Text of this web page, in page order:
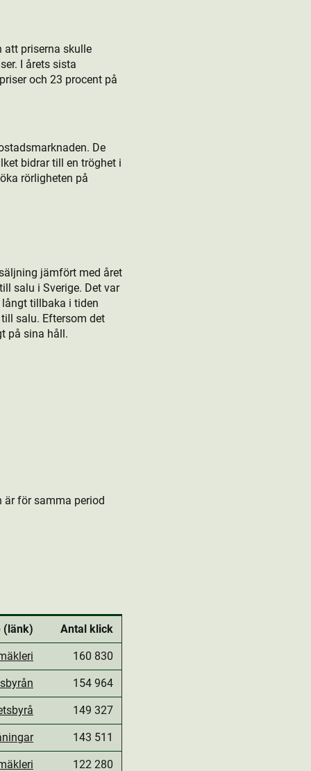
att priserna skulle
I årets sista
och 23 procent på
De
bidrar till en tröghet i
rörligheten på
jämfört med året
salu i Sverige. Det var
tillbaka i tiden
salu. Eftersom det
på sina håll.
är för samma period
(länk) Antal klick
160 830
154 964
149 327
143 511
122 280